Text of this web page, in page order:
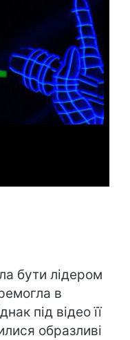
бути лідером
в
під відео її
образливі